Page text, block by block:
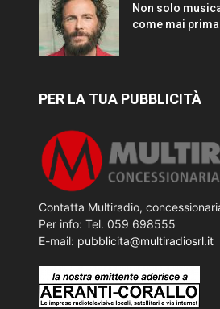
Non solo
come mai
PER LA TUA PUBBLICITÀ
Contatta Multiradio,
Per info: Tel. 059 698555
E-mail: pubblicita@multiradiosrl.it